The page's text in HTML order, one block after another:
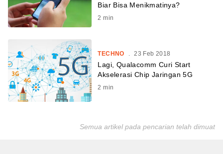
Biar Bisa Menikmatinya?
2 min
TECHNO . 23 Feb 2018
Lagi, Qualacomm Curi Start
Akselerasi Chip Jaringan 5G
2 min
Semua artikel pada pencarian telah dimuat